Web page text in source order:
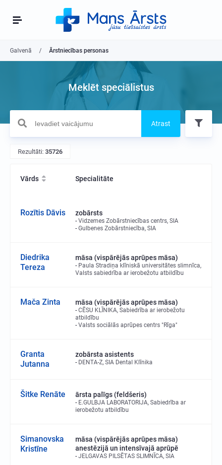
Galvenā Ārstniecības personas
Meklēt speciālistus
Atrast
Rezultāti: 35726
Vārds Specialitāte
Rozītis Dāvis zobārsts
Vidzemes Zobārstniecības centrs, SIA
Gulbenes Zobārstniecība, SIA
Diedrika
Tereza
māsa (vispārējās aprūpes māsa)
Paula Stradiņa klīniskā universitātes slimnīca,
Valsts sabiedrība ar ierobežotu atbildību
Mača Zinta māsa (vispārējās aprūpes māsa)
CĒSU KLĪNIKA, Sabiedrība ar ierobežotu
atbildību
Valsts sociālās aprūpes centrs "Rīga"
Granta
Jutanna
zobārsta asistents
DENTA-Z, SIA Dental Klīnika
Šitke Renāte ārsta palīgs (feldšeris)
E.GULBJA LABORATORIJA, Sabiedrība ar
ierobežotu atbildību
Simanovska
Kristīne
māsa (vispārējās aprūpes māsa)
anestēzijā un intensīvajā aprūpē
JELGAVAS PILSĒTAS SLIMNĪCA, SIA